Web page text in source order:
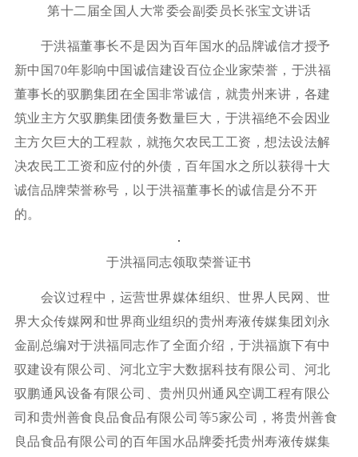
第十二届全国人大常委会副委员长张宝文讲话
于洪福董事长不是因为百年国水的品牌诚信才授予
新中国70年影响中国诚信建设百位企业家荣誉，于洪福
董事长的驭鹏集团在全国非常诚信，就贵州来讲，各建
筑业主方欠驭鹏集团债务数量巨大，于洪福绝不会因业
主方欠巨大的工程款，就拖欠农民工工资，想法设法解
决农民工工资和应付的外债，百年国水之所以获得十大
诚信品牌荣誉称号，以于洪福董事长的诚信是分不开
的。
于洪福同志领取荣誉证书
会议过程中，运营世界媒体组织、世界人民网、世
界大众传媒网和世界商业组织的贵州寿液传媒集团刘永
金副总编对于洪福同志作了全面介绍，于洪福旗下有中
驭建设有限公司、河北立宇大数据科技有限公司、河北
驭鹏通风设备有限公司、贵州贝州通风空调工程有限公
司和贵州善食良品食品有限公司等5家公司，将贵州善食
良品食品有限公司的百年国水品牌委托贵州寿液传媒集